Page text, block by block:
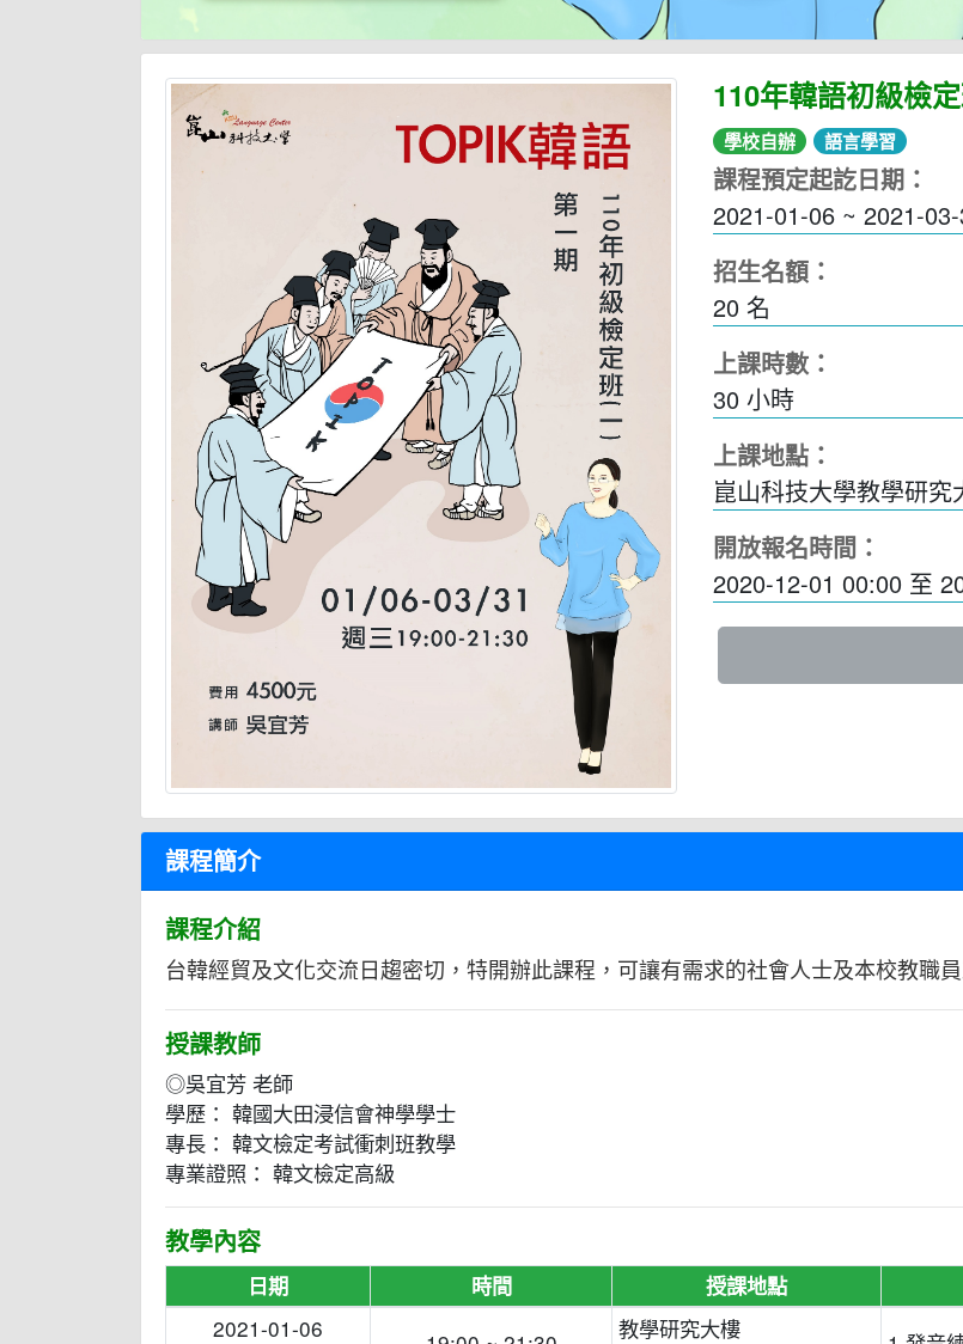
110年韓語初級檢
學校自辦 語言學習
課程預定起訖日期：
2021-01-06 ~ 2021-03-
招生名額：
20 名
上課時數：
30 小時
上課地點：
崑山科技大學教學研究
開放報名時間：
2020-12-01 00:00 至
課程簡介
課程介紹
台韓經貿及文化交流日趨密切，特開辦此課程，可讓有需求的社會人士及本校教職
授課教師
◎吳宜芳 老師
學歷： 韓國大田浸信會神學學士
專長： 韓文檢定考試衝刺班教學
專業證照： 韓文檢定高級
教學內容
日期 時間 授課地點
2021-01-06
教學研究大樓